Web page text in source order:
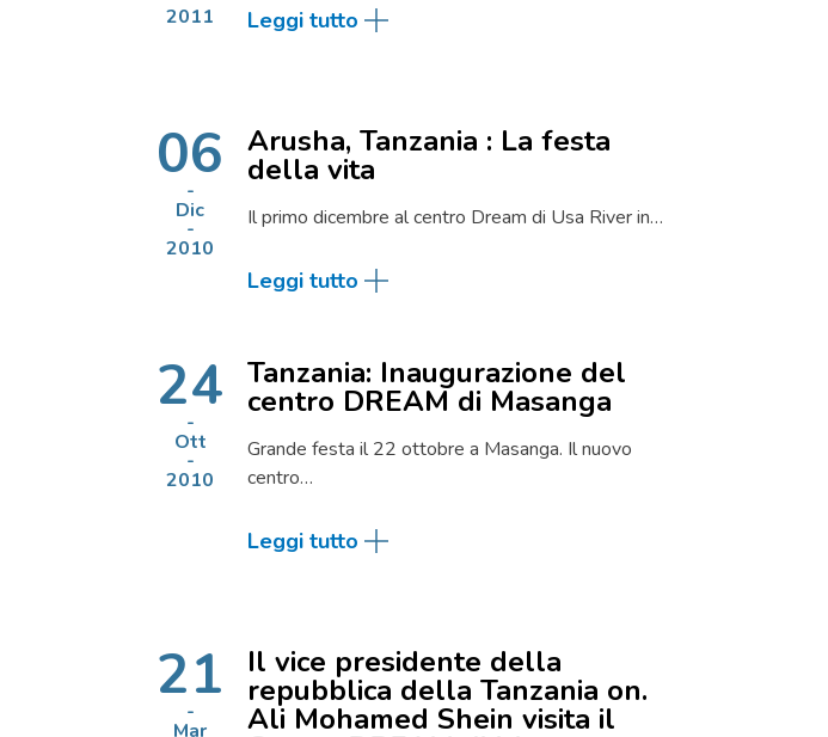
2011
Leggi tutto
06
Dic
2010
Arusha, Tanzania : La festa
della vita
Il primo dicembre al centro Dream di Usa River in…
Leggi tutto
24
Ott
2010
Tanzania: Inaugurazione del
centro DREAM di Masanga
Grande festa il 22 ottobre a Masanga. Il nuovo
centro…
Leggi tutto
21
Mar
Il vice presidente della
repubblica della Tanzania on.
Ali Mohamed Shein visita il